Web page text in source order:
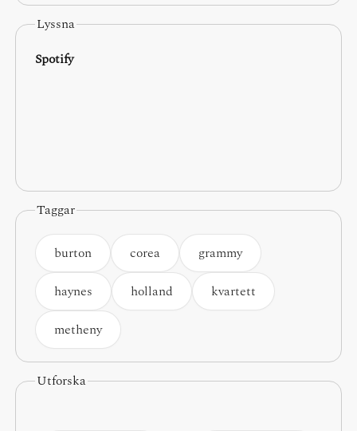
Lyssna
Spotify
Taggar
burton corea
grammy
haynes
holland
kvartett
metheny
Utforska